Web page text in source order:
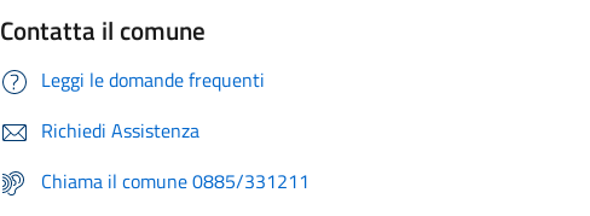
Contatta il comune
Leggi le domande frequenti
Richiedi Assistenza
Chiama il comune 0885/331211